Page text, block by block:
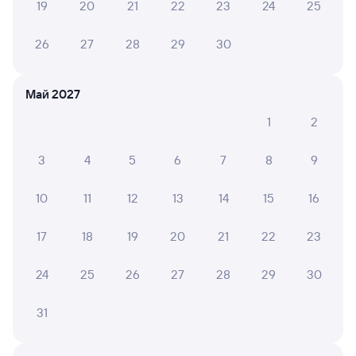
Частые вопросы
пассажира?
19 20 21 22 23 24 25
26 27 28 29 30
Май 2027
1
2
3 4 5 6 7 8 9
10 11 12 13 14 15 16
17 18 19 20 21 22 23
24 25 26 27 28 29 30
31